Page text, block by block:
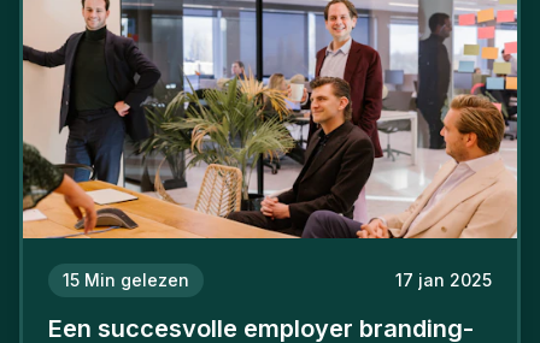
15 Min gelezen 17 jan 2025
Een succesvolle employer branding-